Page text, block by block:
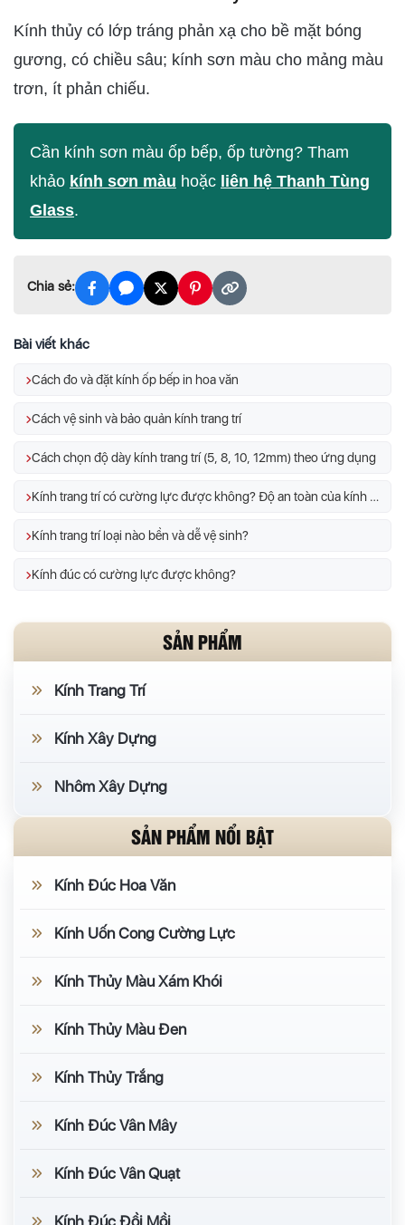
Kính thủy có lớp tráng phản xạ cho bề mặt bóng
gương, có chiều sâu; kính sơn màu cho mảng màu
trơn, ít phản chiếu.
Cần kính sơn màu ốp bếp, ốp tường? Tham
khảo kính sơn màu hoặc liên hệ Thanh Tùng
Glass.
Chia sẻ:
Bài viết khác
Cách đo và đặt kính ốp bếp in hoa văn
Cách vệ sinh và bảo quản kính trang trí
Cách chọn độ dày kính trang trí (5, 8, 10, 12mm) theo ứng dụng
Kính trang trí có cường lực được không? Độ an toàn của kính trang trí
Kính trang trí loại nào bền và dễ vệ sinh?
Kính đúc có cường lực được không?
SẢN PHẨM
Kính Trang Trí
Kính Xây Dựng
Nhôm Xây Dựng
SẢN PHẨM NỔI BẬT
Kính Đúc Hoa Văn
Kính Uốn Cong Cường Lực
Kính Thủy Màu Xám Khói
Kính Thủy Màu Đen
Kính Thủy Trắng
Kính Đúc Vân Mây
Kính Đúc Vân Quạt
Kính Đúc Đồi Mồi